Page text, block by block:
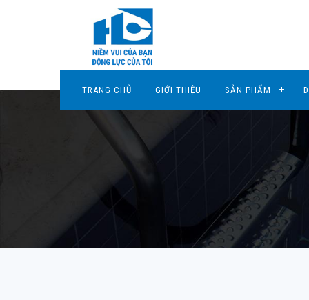
TRANG CHỦ GIỚI THIỆU SẢN PHẨM